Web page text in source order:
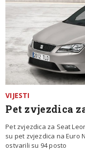
VIJESTI
Pet zvjezdica
Pet zvjezdica za Seat
su pet zvjezdica na Euro
ostvarili su 94 posto